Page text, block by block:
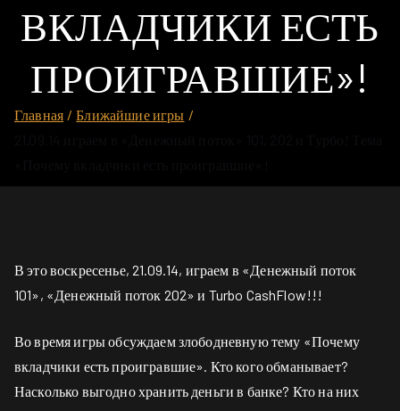
ВКЛАДЧИКИ ЕСТЬ
ПРОИГРАВШИЕ»!
Главная
Ближайшие игры
В это воскресенье, 21.09.14, играем в «Денежный поток
101», «Денежный поток 202» и Turbo CashFlow!!!
Во время игры обсуждаем злободневную тему «Почему
вкладчики есть проигравшие». Кто кого обманывает?
Насколько выгодно хранить деньги в банке? Кто на них